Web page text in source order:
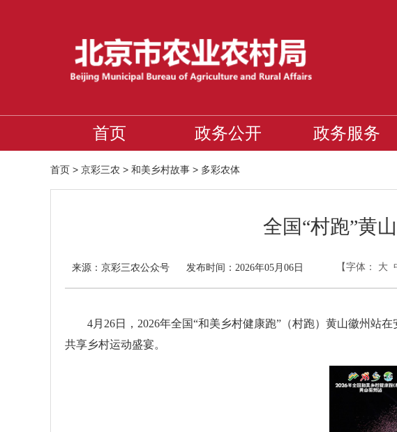
首页 政务公开 政务服务
首页 > 京彩三农 > 和美乡村故事 > 多彩农体
全国“村跑”黄
来源： 京彩三农公众号 发布时间：2026年05月06日 【字体： 大
4月26日，2026年全国“和美乡村健康跑”（村跑）黄山徽州站在
共享乡村运动盛宴。